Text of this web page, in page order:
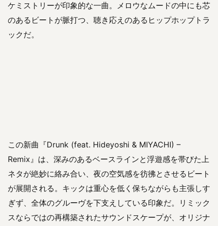
ケミストリーが印象的な一曲。メロウなムードの中にも芯
のあるビートが脈打つ、聴き応えのあるヒップホップトラ
ックだ。
この新曲『Drunk (feat. Hideyoshi & MIYACHI) –
Remix』は、深みのあるベースラインと浮遊感を帯びた上
ネタが絶妙に絡み合い、夜の空気感を彷彿とさせるビート
が展開される。キックは重心を低く保ちながらも主張しす
ぎず、全体のグルーヴを下支えしている印象だ。リミック
スならではの再構築されたサウンドスケープが、オリジナ